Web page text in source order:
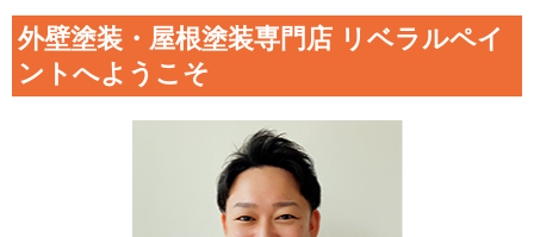
外壁塗装・屋根塗装専門店 リベラルペイ
ントへようこそ